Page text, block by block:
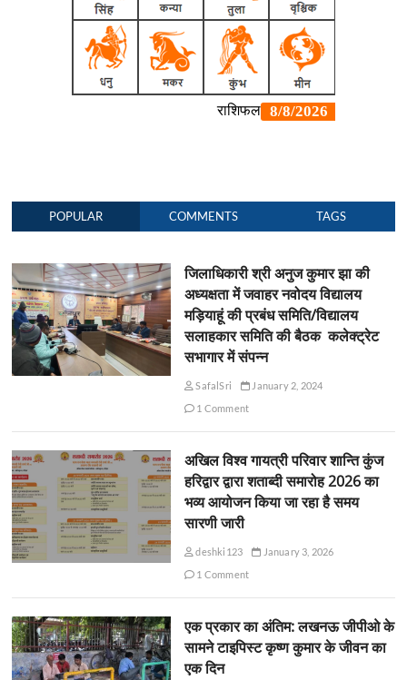
POPULAR COMMENTS TAGS
जिलाधिकारी श्री अनुज कुमार झा की
अध्यक्षता में जवाहर नवोदय विद्यालय
मड़ियाहूं की प्रबंध समिति/विद्यालय
सलाहकार समिति की बैठक कलेक्ट्रेट
सभागार में संपन्न
SafalSri
January 2, 2024
1 Comment
अखिल विश्व गायत्री परिवार शान्ति कुंज
हरिद्वार द्वारा शताब्दी समारोह 2026 का
भव्य आयोजन किया जा रहा है समय
सारणी जारी
deshki123
January 3, 2026
1 Comment
एक प्रकार का अंतिम: लखनऊ जीपीओ के
सामने टाइपिस्ट कृष्ण कुमार के जीवन का
एक दिन